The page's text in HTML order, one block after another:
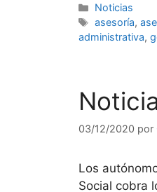
Categorías
Noticias
Etiquetas
asesoría,
administrativa,
03/12/2020 por
Los
Social cobra